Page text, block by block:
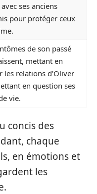
avec ses anciens
pour protéger ceux
de son passé
mettant en
les relations d’Oliver
en question ses
vie.
concis des
chaque
en émotions et
les